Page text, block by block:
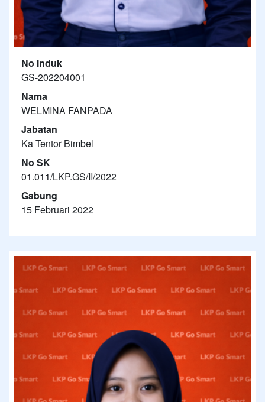
No Induk
GS-202204001
Nama
WELMINA FANPADA
Jabatan
Ka Tentor Bimbel
No SK
01.011/LKP.GS/II/2022
Gabung
15 Februari 2022